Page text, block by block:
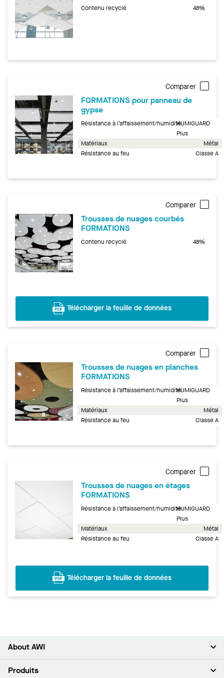
Contenu recyclé 48%
Comparer
FORMATIONS pour panneau de
gypse
Résistance à l’affaissement/humiditéHUMIGUARD
Plus
Matériaux
Métal
Résistance au feu
Classe A
Comparer
Trousses de nuages courbés
FORMATIONS
Contenu recyclé 48%
Télécharger la feuille de données
Comparer
Trousses de nuages en planches
FORMATIONS
Résistance à l’affaissement/humiditéHUMIGUARD
Plus
Matériaux
Métal
Résistance au feu
Classe A
Comparer
Trousses de nuages en étages
FORMATIONS
Résistance à l’affaissement/humiditéHUMIGUARD
Plus
Matériaux
Métal
Résistance au feu
Classe A
Télécharger la feuille de données
About AWI
À propos de nous
Produits